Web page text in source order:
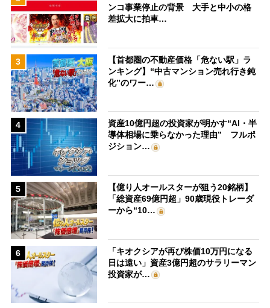
ンコ事業停止の背景 大手と中小の格
差拡大に拍車…
3
【首都圏の不動産価格「危ない駅」ラ
ンキング】“中古マンション売れ行き鈍
化”のワー…
4
資産10億円超の投資家が明かす“AI・半
導体相場に乗らなかった理由” フルポ
ジション…
5
【億り人オールスターが狙う20銘柄】
「総資産69億円超」90歳現役トレーダ
ーから“10…
6
「キオクシアが再び株価10万円になる
日は遠い」資産3億円超のサラリーマン
投資家が…